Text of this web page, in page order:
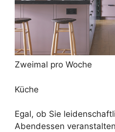
Zweimal pro Woche
Küche
Egal, ob Sie
Abendessen